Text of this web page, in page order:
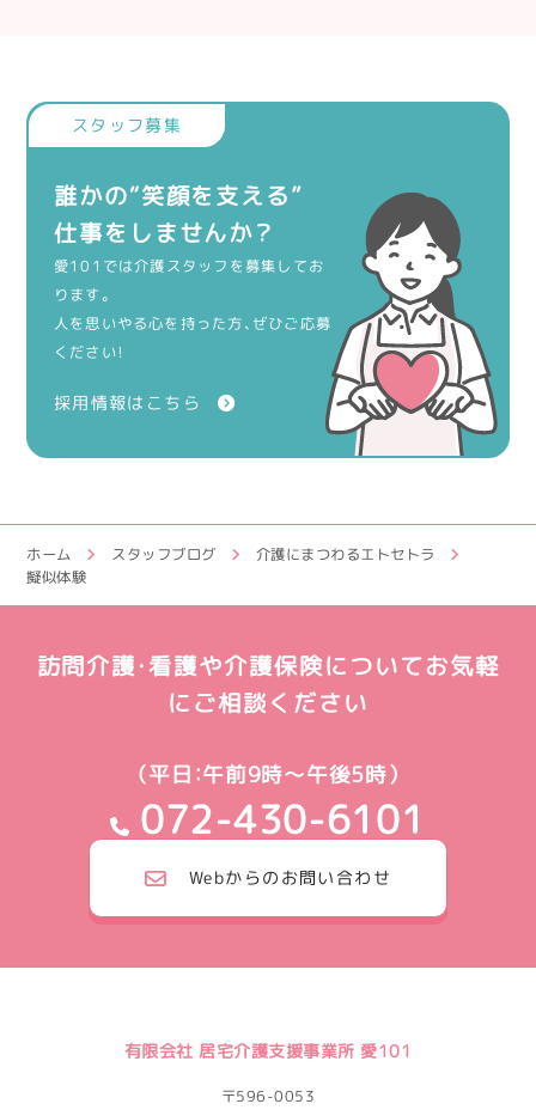
誰かの“笑顔を支える”
仕事をしませんか？
愛101では介護スタッフを募集してお
ります。
人を思いやる心を持った方、ぜひご応募
ください！
採用情報はこちら
ホーム スタッフブログ
介護にまつわるエトセトラ
擬似体験
訪問介護・看護や介護保険についてお気軽
にご相談ください
（平日：午前9時～午後5時）
072-430-6101
Webからのお問い合わせ
有限会社 居宅介護支援事業所 愛101
〒596-0053